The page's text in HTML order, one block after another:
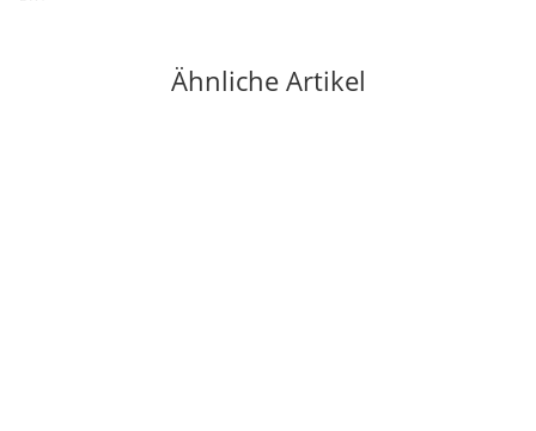
Ähnliche Artikel